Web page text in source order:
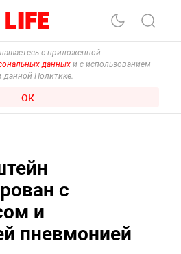
с приложенной
данных и с использованием
данной Политике.
ОК
с
и
пневмонией